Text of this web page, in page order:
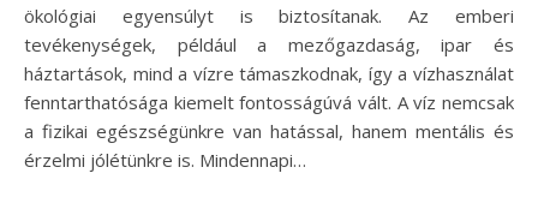
ökológiai egyensúlyt is biztosítanak. Az emberi
tevékenységek, például a mezőgazdaság, ipar és
háztartások, mind a vízre támaszkodnak, így a vízhasználat
fenntarthatósága kiemelt fontosságúvá vált. A víz nemcsak
a fizikai egészségünkre van hatással, hanem mentális és
érzelmi jólétünkre is. Mindennapi…